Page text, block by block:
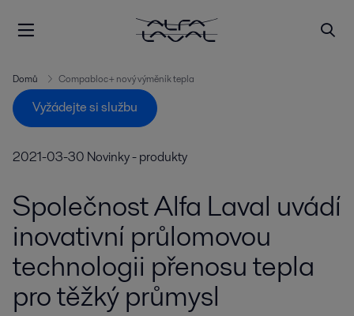
Domů Compabloc+ nový výměník tepla
Vyžádejte si službu
2021-03-30 Novinky - produkty
Společnost Alfa Laval uvádí
inovativní průlomovou
technologii přenosu tepla
pro těžký průmysl